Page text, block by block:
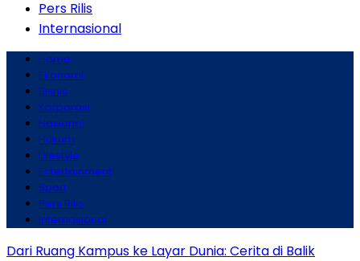
Pers Rilis
Internasional
Home
Ekonomi
Bisnis
Korporasi
Nasional
Hukum
Lifestyle
Entertainment
Sport
Pers Rilis
Internasional
Dari Ruang Kampus ke Layar Dunia: Cerita di Balik